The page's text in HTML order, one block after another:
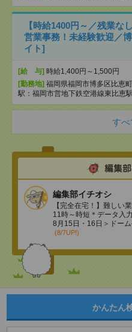
【時給1400円～／残業な
営業事務！未経験歓迎／
イト]
[給 与] 時給1,400円～1,500円
[勤務地] 福岡県福岡市博多区比恵
駅：福岡市営地下鉄空港線東比恵
すべ
編集部イチオシ
【完全在宅！】難しい
11時～時短＊データ入
8月15日・16日＞ドー
(8/7UP!)
かんたん